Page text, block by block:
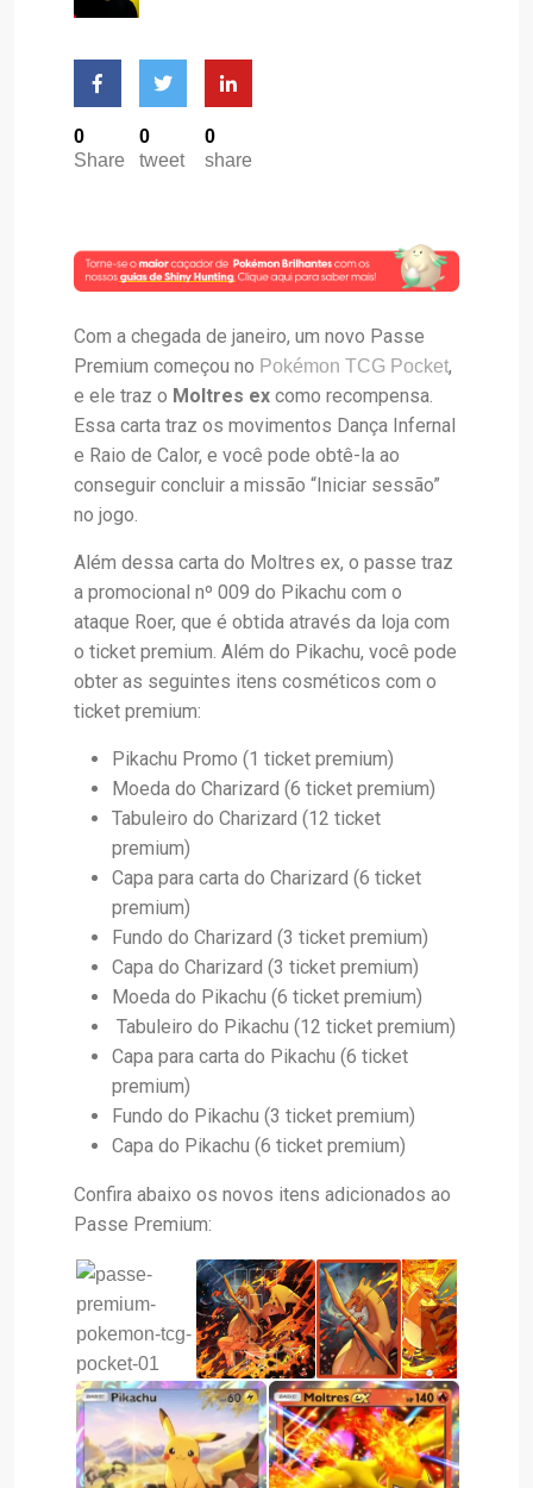
0
Share
0
tweet
0
share
Com a chegada de janeiro, um novo Passe
Premium começou no Pokémon TCG Pocket,
e ele traz o Moltres ex como recompensa.
Essa carta traz os movimentos Dança Infernal
e Raio de Calor, e você pode obtê-la ao
conseguir concluir a missão “Iniciar sessão”
no jogo.
Além dessa carta do Moltres ex, o passe traz
a promocional nº 009 do Pikachu com o
ataque Roer, que é obtida através da loja com
o ticket premium. Além do Pikachu, você pode
obter as seguintes itens cosméticos com o
ticket premium:
Pikachu Promo (1 ticket premium)
Moeda do Charizard (6 ticket premium)
Tabuleiro do Charizard (12 ticket
premium)
Capa para carta do Charizard (6 ticket
premium)
Fundo do Charizard (3 ticket premium)
Capa do Charizard (3 ticket premium)
Moeda do Pikachu (6 ticket premium)
Tabuleiro do Pikachu (12 ticket premium)
Capa para carta do Pikachu (6 ticket
premium)
Fundo do Pikachu (3 ticket premium)
Capa do Pikachu (6 ticket premium)
Confira abaixo os novos itens adicionados ao
Passe Premium: